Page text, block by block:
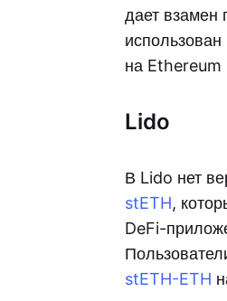
дает взамен
на Ethereum
Lido
В Lido нет
stETH,
DeFi-
stETH-ETH